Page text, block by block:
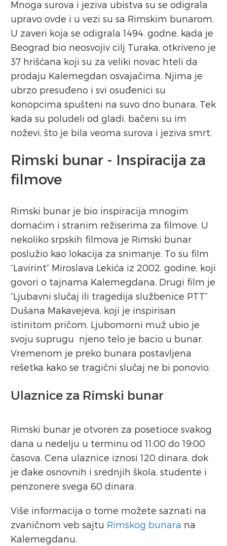
Mnoga surova i jeziva ubistva su se odigrala
upravo ovde i u vezi su sa Rimskim bunarom.
U zaveri koja se odigrala 1494. godne, kada je
Beograd bio neosvojiv cilj Turaka, otkriveno je
37 hrišćana koji su za veliki novac hteli da
prodaju Kalemegdan osvajačima. Njima je
ubrzo presuđeno i svi osuđenici su
konopcima spušteni na suvo dno bunara. Tek
kada su poludeli od gladi, bačeni su im
noževi, što je bila veoma surova i jeziva smrt.
Rimski bunar - Inspiracija za
filmove
Rimski bunar je bio inspiracija mnogim
domaćim i stranim režiserima za filmove. U
nekoliko srpskih filmova je Rimski bunar
poslužio kao lokacija za snimanje. To su film
“Lavirint” Miroslava Lekića iz 2002. godine, koji
govori o tajnama Kalemegdana. Drugi film je
“Ljubavni slučaj ili tragedija službenice PTT”
Dušana Makavejeva, koji je inspirisan
istinitom pričom. Ljubomorni muž ubio je
svoju suprugu njeno telo je bacio u bunar.
Vremenom je preko bunara postavljena
rešetka kako se tragični slučaj ne bi ponovio.
Ulaznice za Rimski bunar
Rimski bunar je otvoren za posetioce svakog
dana u nedelju u terminu od 11:00 do 19:00
časova. Cena ulaznice iznosi 120 dinara, dok
je đake osnovnih i srednjih škola, studente i
penzonere svega 60 dinara.
Više informacija o tome možete saznati na
zvaničnom veb sajtu Rimskog bunara na
Kalemegdanu.